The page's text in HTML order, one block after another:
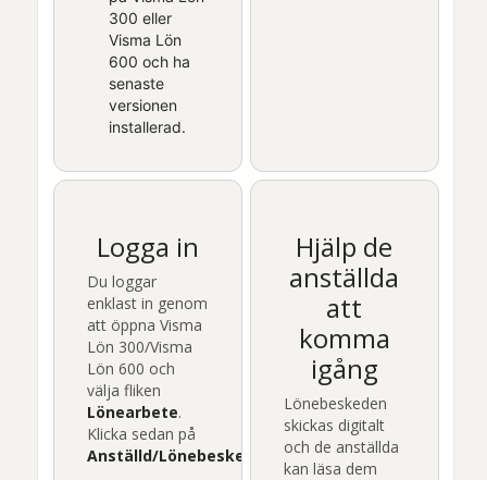
300 eller
Visma Lön
600 och ha
senaste
versionen
installerad.
Logga in
Du loggar
enklast in genom
att öppna Visma
Lön 300/Visma
Lön 600 och
välja fliken
Lönearbete.
Klicka sedan på
Anställd/Lönebesked
Hjälp de
anställda
att
komma
igång
Lönebeskeden
skickas digitalt
och de anställda
kan läsa dem